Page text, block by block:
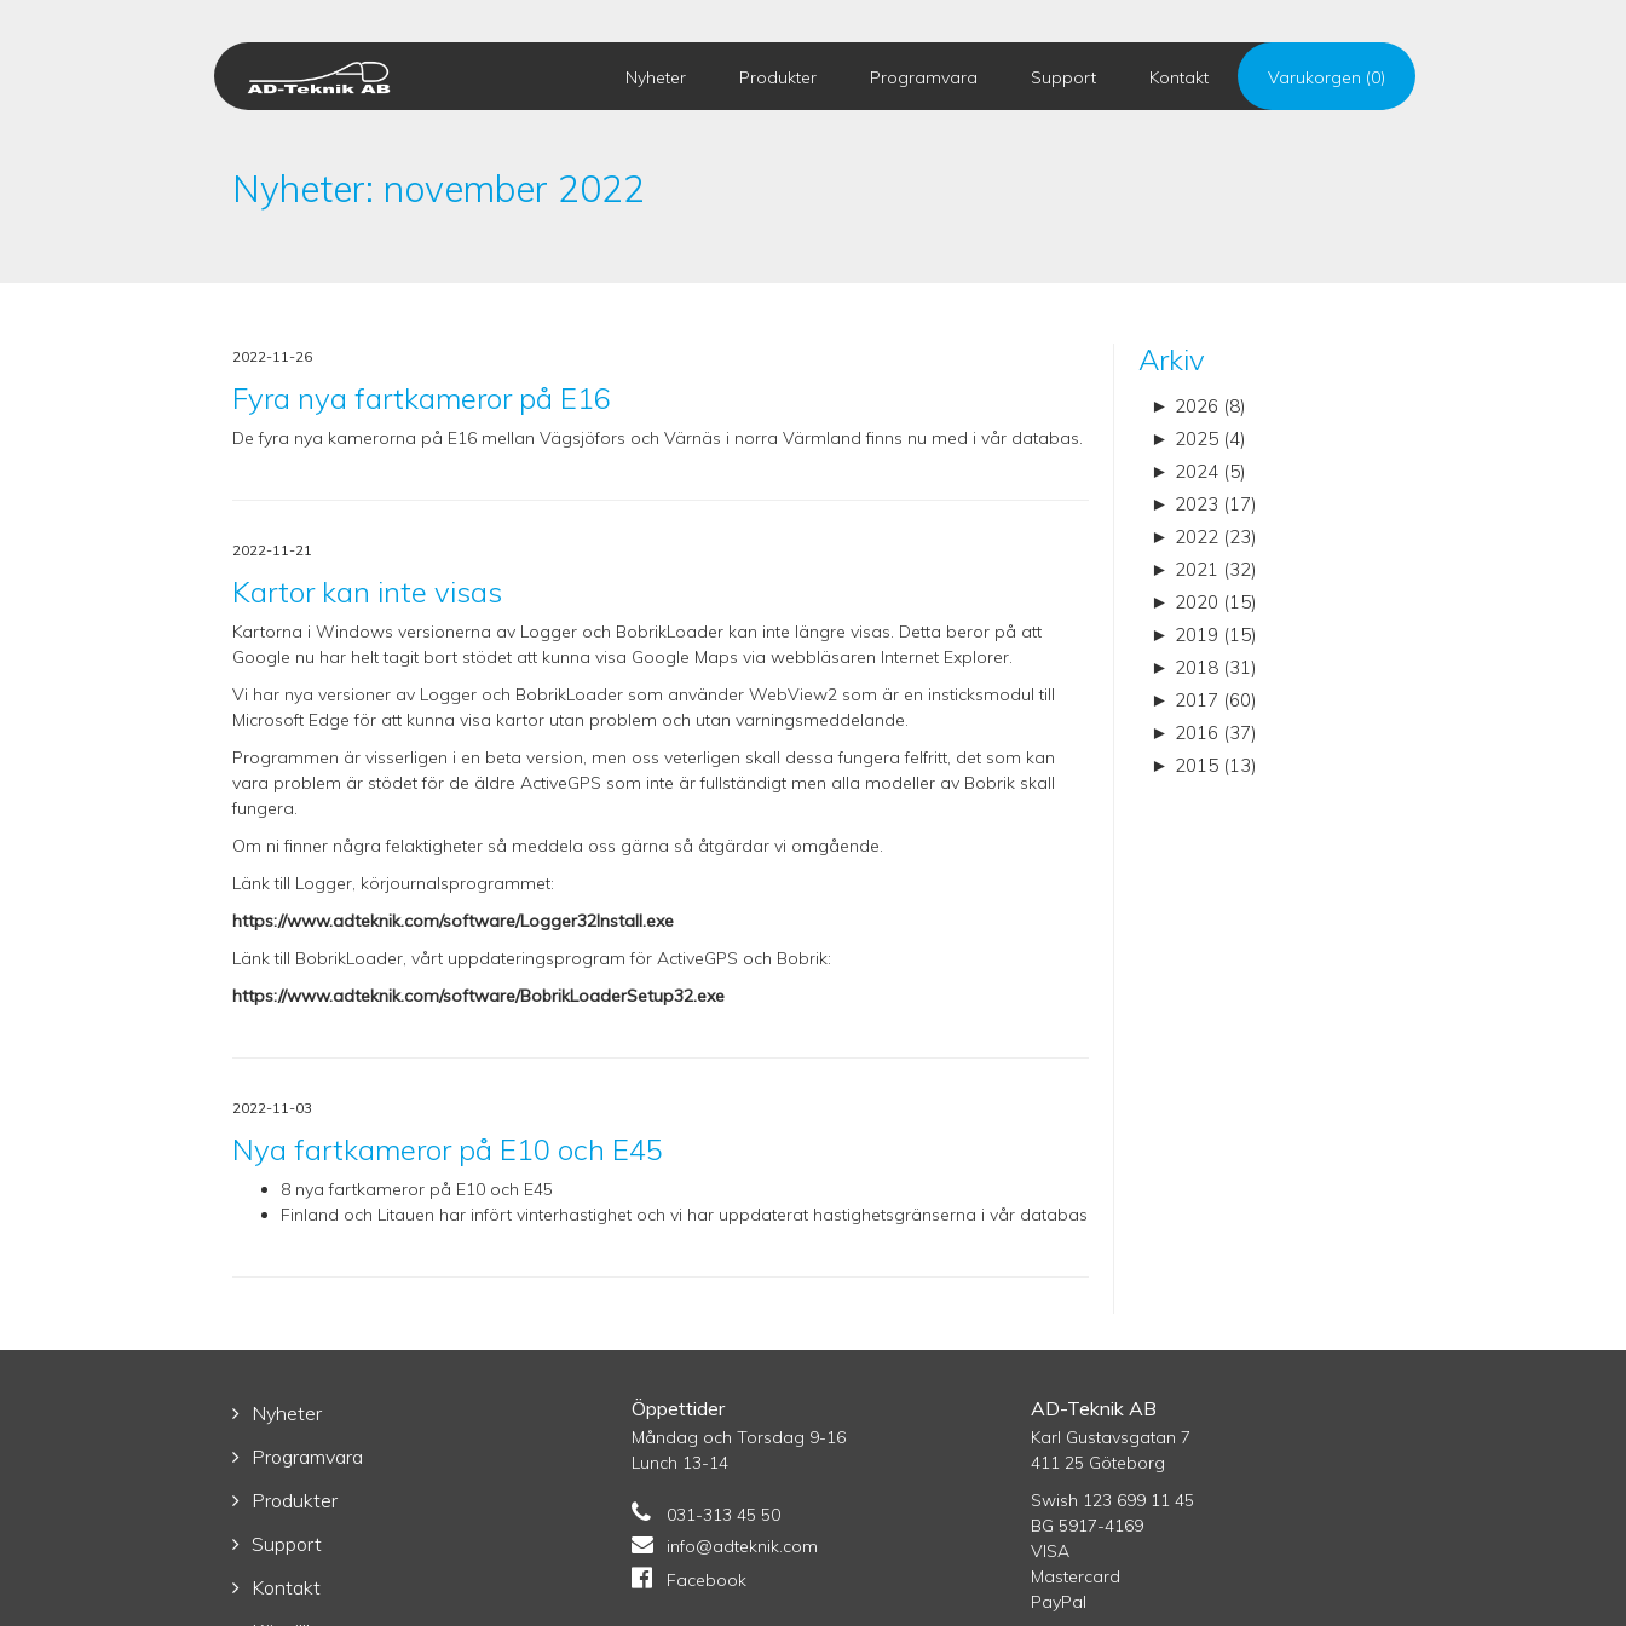
Nyheter Produkter Programvara Support Kontakt Varukorgen (0)
Nyheter: november 2022
2022-11-26
Fyra nya fartkameror på E16
De fyra nya kamerorna på E16 mellan Vägsjöfors och Värnäs i norra Värmland finns nu med i vår databas.
2022-11-21
Kartor kan inte visas
Kartorna i Windows versionerna av Logger och BobrikLoader kan inte längre visas. Detta beror på att
Google nu har helt tagit bort stödet att kunna visa Google Maps via webbläsaren Internet Explorer.
Vi har nya versioner av Logger och BobrikLoader som använder WebView2 som är en insticksmodul till
Microsoft Edge för att kunna visa kartor utan problem och utan varningsmeddelande.
Programmen är visserligen i en beta version, men oss veterligen skall dessa fungera felfritt, det som kan
vara problem är stödet för de äldre ActiveGPS som inte är fullständigt men alla modeller av Bobrik skall
fungera.
Om ni finner några felaktigheter så meddela oss gärna så åtgärdar vi omgående.
Länk till Logger, körjournalsprogrammet:
https://www.adteknik.com/software/Logger32Install.exe
Länk till BobrikLoader, vårt uppdateringsprogram för ActiveGPS och Bobrik:
https://www.adteknik.com/software/BobrikLoaderSetup32.exe
2022-11-03
Nya fartkameror på E10 och E45
8 nya fartkameror på E10 och E45
Finland och Litauen har infört vinterhastighet och vi har uppdaterat hastighetsgränserna i vår databas
Arkiv
► 2026 (8)
► 2025 (4)
► 2024 (5)
► 2023 (17)
► 2022 (23)
► 2021 (32)
► 2020 (15)
► 2019 (15)
► 2018 (31)
► 2017 (60)
► 2016 (37)
► 2015 (13)
Nyheter
Programvara
Produkter
Support
Kontakt
Öppettider
Måndag och Torsdag 9-16
Lunch 13-14
031-313 45 50
info@adteknik.com
Facebook
AD-Teknik AB
Karl Gustavsgatan 7
411 25 Göteborg
Swish 123 699 11 45
BG 5917-4169
VISA
Mastercard
PayPal